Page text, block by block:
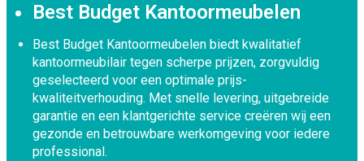
Best Budget Kantoormeubelen
Best Budget Kantoormeubelen biedt kwalitatief
kantoormeubilair tegen scherpe prijzen, zorgvuldig
geselecteerd voor een optimale prijs-
kwaliteitverhouding. Met snelle levering, uitgebreide
garantie en een klantgerichte service creëren wij een
gezonde en betrouwbare werkomgeving voor iedere
professional.